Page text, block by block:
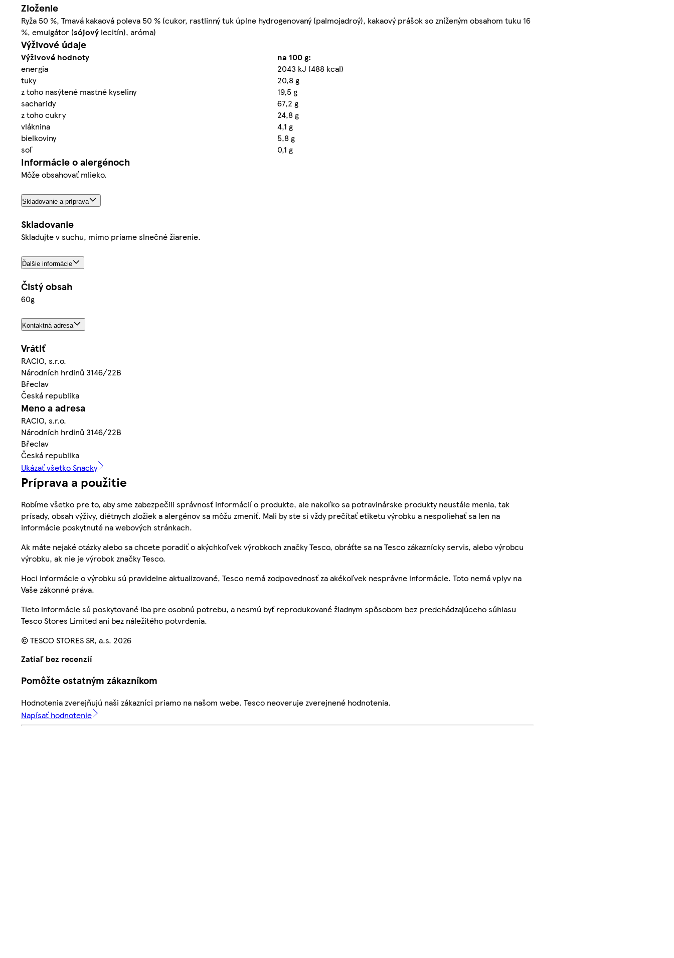
Zloženie
Ryža 50 %, Tmavá kakaová poleva 50 % (cukor, rastlinný tuk úplne hydrogenovaný (palmojadroý), kakaový prášok so zníženým obsahom tuku 16
%, emulgátor (sójový lecitín), aróma)
Výživové údaje
Výživové hodnoty
na 100 g:
energia
2043 kJ (488 kcal)
tuky
20,8 g
z toho nasýtené mastné kyseliny
19,5 g
sacharidy
67,2 g
z toho cukry
24,8 g
vláknina
4,1 g
bielkoviny
5,8 g
soľ
0,1 g
Informácie o alergénoch
Môže obsahovať mlieko.
Skladovanie a príprava
Skladovanie
Skladujte v suchu, mimo priame slnečné žiarenie.
Ďalšie informácie
Čistý obsah
60g
Kontaktná adresa
Vrátiť
RACIO, s.r.o.
Národních hrdinů 3146/22B
Břeclav
Česká republika
Meno a adresa
RACIO, s.r.o.
Národních hrdinů 3146/22B
Břeclav
Česká republika
Ukázať všetko Snacky
Príprava a použitie
Robíme všetko pre to, aby sme zabezpečili správnosť informácií o produkte, ale nakoľko sa potravinárske produkty neustále menia, tak
prísady, obsah výživy, diétnych zložiek a alergénov sa môžu zmeniť. Mali by ste si vždy prečítať etiketu výrobku a nespoliehať sa len na
informácie poskytnuté na webových stránkach.
Ak máte nejaké otázky alebo sa chcete poradiť o akýchkoľvek výrobkoch značky Tesco, obráťte sa na Tesco zákaznícky servis, alebo výrobcu
výrobku, ak nie je výrobok značky Tesco.
Hoci informácie o výrobku sú pravidelne aktualizované, Tesco nemá zodpovednosť za akékoľvek nesprávne informácie. Toto nemá vplyv na
Vaše zákonné práva.
Tieto informácie sú poskytované iba pre osobnú potrebu, a nesmú byť reprodukované žiadnym spôsobom bez predchádzajúceho súhlasu
Tesco Stores Limited ani bez náležitého potvrdenia.
© TESCO STORES SR, a.s. 2026
Zatiaľ bez recenzií
Pomôžte ostatným zákazníkom
Hodnotenia zverejňujú naši zákazníci priamo na našom webe. Tesco neoveruje zverejnené hodnotenia.
Napísať hodnotenie